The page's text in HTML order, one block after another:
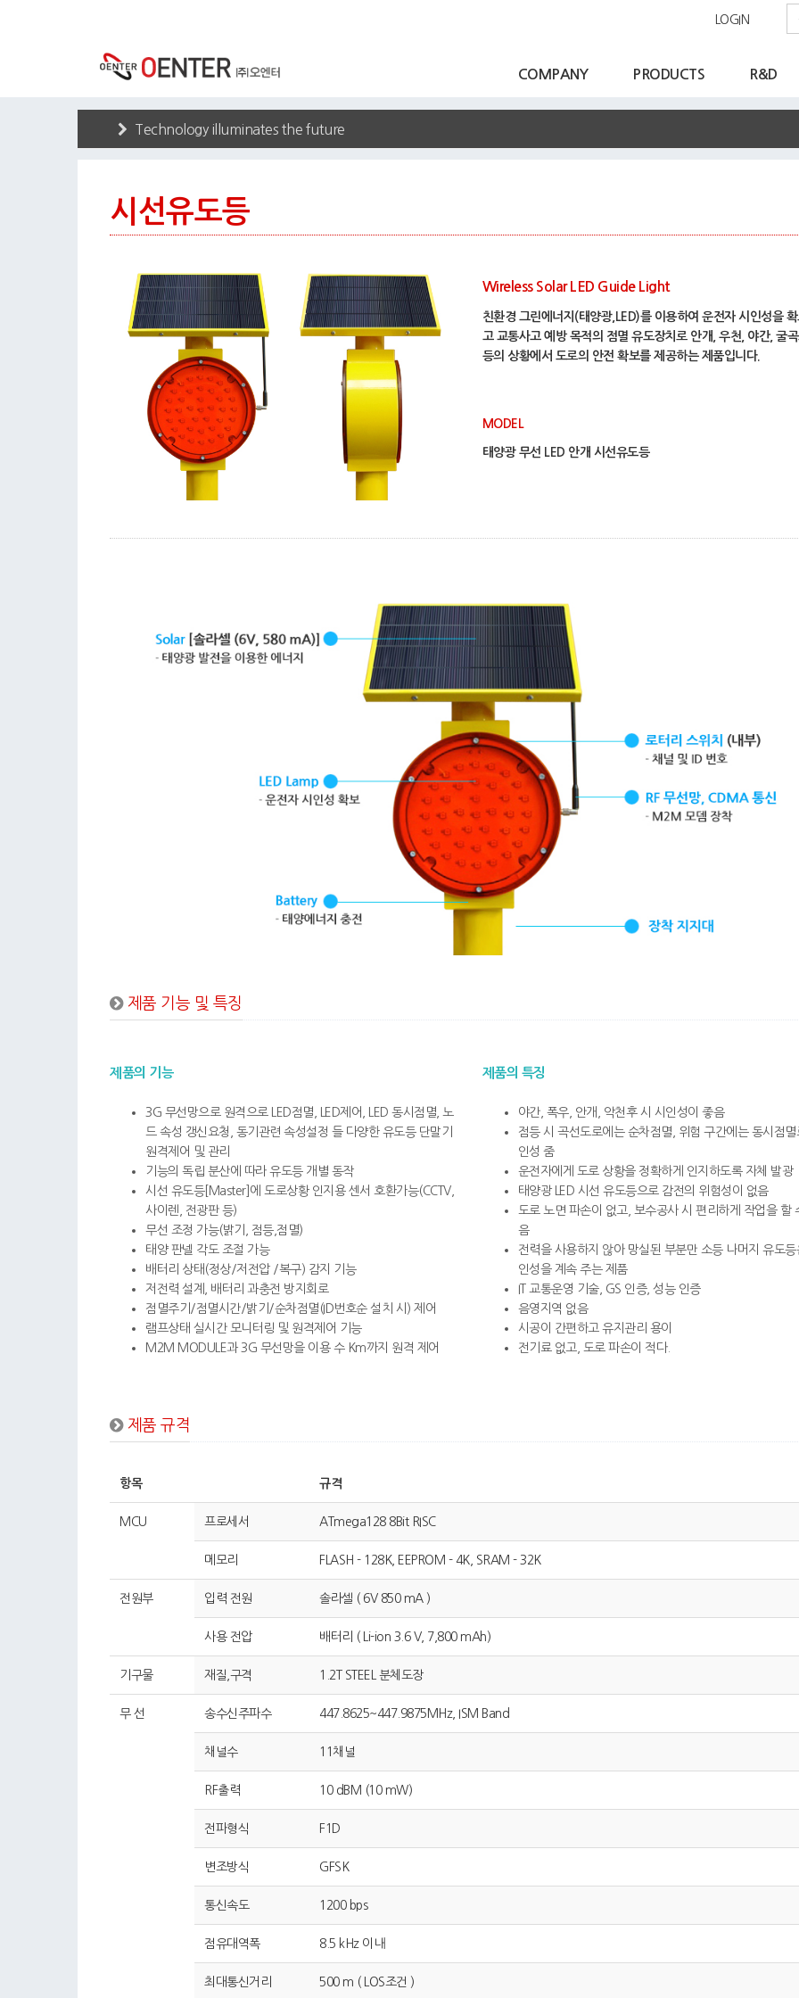
LOGIN
COMPANY PRODUCTS R&D
Technology illuminates the future
시선유도등
Wireless Solar LED Guide Light
친환경 그린에너지(태양광,LED)를 이용하여 운전자 시인성을
고 교통사고 예방 목적의 점멸 유도장치로 안개, 우천, 야간, 굴
등의 상황에서 도로의 안전 확보를 제공하는 제품입니다.
MODEL
태양광 무선 LED 안개 시선유도등
제품 기능 및 특징
제품의 기능
3G 무선망으로 원격으로 LED점멸, LED제어, LED 동시점멸, 노
드 속성 갱신요청, 동기관련 속성설정 들 다양한 유도등 단말기
원격제어 및 관리
기능의 독립 분산에 따라 유도등 개별 동작
시선 유도등[Master]에 도로상황 인지용 센서 호환가능(CCTV,
사이렌, 전광판 등)
무선 조정 가능(밝기, 점등,점멸)
태양 판넬 각도 조절 가능
배터리 상태(정상/저전압 /복구) 감지 기능
저전력 설계, 배터리 과충전 방지회로
점멸주기/점멸시간/밝기/순차점멸(ID번호순 설치 시) 제어
램프상태 실시간 모니터링 및 원격제어 기능
M2M MODULE과 3G 무선망을 이용 수 Km까지 원격 제어
제품의 특징
야간, 폭우, 안개, 악천후 시 시인성이 좋음
점등 시 곡선도로에는 순차점멸, 위험 구간에는 동시점멸
인성 줌
운전자에게 도로 상황을 정확하게 인지하도록 자체 발광
태양광 LED 시선 유도등으로 감전의 위험성이 없음
도로 노면 파손이 없고, 보수공사 시 편리하게 작업을 할
음
전력을 사용하지 않아 망실된 부분만 소등 나머지 유도등
인성을 계속 주는 제품
IT 교통운영 기술, GS 인증, 성능 인증
음영지역 없음
시공이 간편하고 유지관리 용이
전기료 없고, 도로 파손이 적다.
제품 규격
항목 규격
MCU 프로세서 ATmega128 8Bit RISC
메모리 FLASH - 128K, EEPROM - 4K, SRAM - 32K
전원부 입력 전원 솔라셀 ( 6V 850 mA )
사용 전압 배터리 ( Li-ion 3.6 V, 7,800 mAh)
기구물 재질,구격 1.2T STEEL 분체도장
무 선 송수신주파수 447.8625~447.9875MHz, ISM Band
채널수 11채널
RF출력 10 dBM (10 mW)
전파형식 F1D
변조방식 GFSK
통신속도 1200 bps
점유대역폭 8.5 kHz 이내
최대통신거리 500 m ( LOS조건 )